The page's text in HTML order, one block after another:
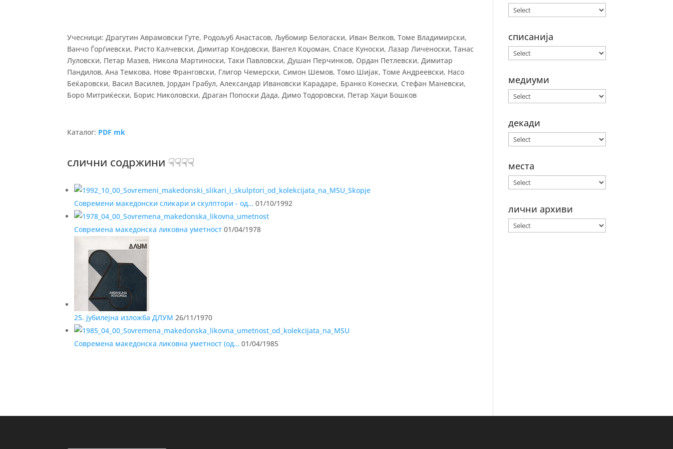
Учесници: Драгутин Аврамовски Гуте, Родољуб Анастасов, Љубомир Белогаски, Иван Велков, Томе Владимирски,
Ванчо Ѓорѓиевски, Ристо Калчевски, Димитар Кондовски, Вангел Коџоман, Спасе Куноски, Лазар Личеноски, Танас
Луловски, Петар Мазев, Никола Мартиноски, Таки Павловски, Душан Перчинков, Ордан Петлевски, Димитар
Пандилов, Ана Темкова, Нове Франговски, Глигор Чемерски, Симон Шемов, Томо Шијак, Томе Андреевски, Насо
Беќаровски, Васил Василев, Јордан Грабул, Александар Ивановски Карадаре, Бранко Конески, Стефан Маневски,
Боро Mитриќески, Борис Николовски, Драган Попоски Дада, Димо Тодоровски, Петар Хаџи Бошков
Каталог: PDF mk
слични содржини ☟☟☟☟
Современи македонски сликари и скулптори - од… 01/10/1992
Современа македонска ликовна уметност 01/04/1978
25. јубилејна изложба ДЛУМ 26/11/1970
Современа македонска ликовна уметност (од… 01/04/1985
списанија
медиуми
декади
места
лични архиви